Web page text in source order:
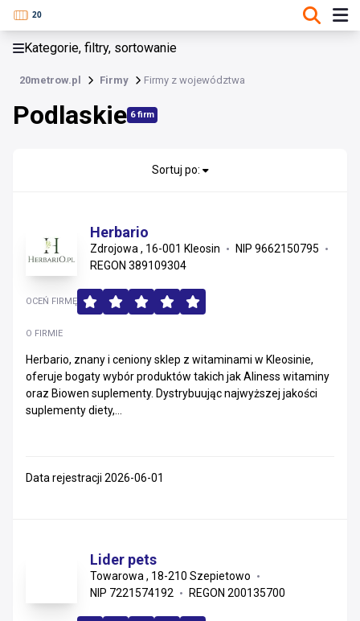
Kategorie, filtry, sortowanie
20metrow.pl Firmy Firmy z województwa
Podlaskie 6 firm
Firmy
Łódzkie
Dolnośląskie
Pomorskie
Małopolskie
Śląskie
Świętokrzyskie
Opolskie
Sortuj po:
Herbario
Zdrojowa , 16-001 Kleosin
NIP 9662150795
REGON 389109304
O FIRMIE
Herbario, znany i ceniony sklep z witaminami w Kleosinie,
oferuje bogaty wybór produktów takich jak Aliness witaminy
oraz Biowen suplementy. Dystrybuując najwyższej jakości
suplementy diety,...
OCEŃ FIRMĘ
Data rejestracji 2026-06-01
Lider pets
Towarowa , 18-210 Szepietowo
NIP 7221574192
REGON 200135700